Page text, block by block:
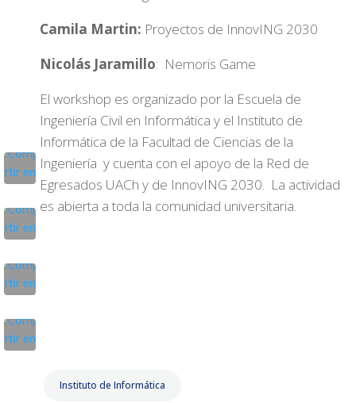
Camila Martin: Proyectos de InnovING 2030
Nicolás Jaramillo: Nemoris Game
El workshop es organizado por la Escuela de
Ingeniería Civil en Informática y el Instituto de
Informática de la Facultad de Ciencias de la
Ingeniería y cuenta con el apoyo de la Red de
Egresados UACh y de InnovING 2030. La actividad
es abierta a toda la comunidad universitaria.
Instituto de Informática